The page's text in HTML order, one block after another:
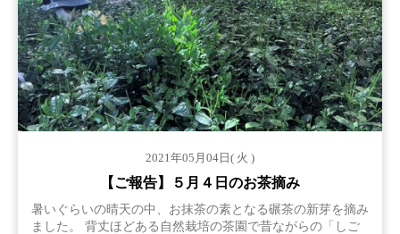
2021年05月04日( 火 )
【ご報告】５月４日のお茶摘み
暑いぐらいの晴天の中、お抹茶の素となる碾茶の新芽を摘み
ました。 背丈ほどある自然栽培の茶園で昔ながらの「しご